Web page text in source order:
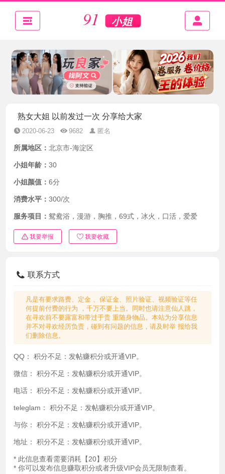
熟女大姐 以前发过一次 分享给大家
2020-06-23 9682 匿名
所属地区： 北京市-海淀区
小姐年龄： 30
小姐颜值： 6分
消费水平： 300/次
服务项目： 鸳鸯浴，漫游，胸推，69式，冰火，口活，爱爱
我要举报 我要收藏
联系方式
凡是有要求路费、定金 、保证金、照片验证、视频验证等任
何提前付费的行为 ，千万不要上当。同时也请注意仙人跳，
在寻欢前不要露富和带过于贵 重随身物品。本站为分享信息
并不对寻欢经历负责，碰到有问题的信息，请及时举 报给我
们删除信息。
QQ： 积分不足：发帖赚积分或开通VIP。
微信： 积分不足：发帖赚积分或开通VIP。
电话： 积分不足：发帖赚积分或开通VIP。
teleglam： 积分不足：发帖赚积分或开通VIP。
与你： 积分不足：发帖赚积分或开通VIP。
地址： 积分不足：发帖赚积分或开通VIP。
* 此信息查看需要消耗【20】积分
* 你可以发布信息赚取积分或者升级VIP会员无限制查看。